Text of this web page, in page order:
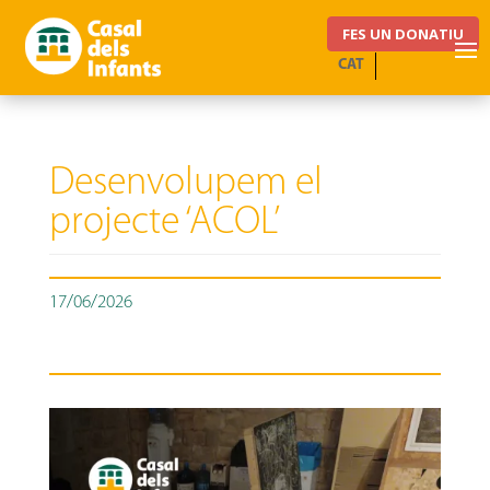
FES UN DONATIU
CAT
Desenvolupem el
projecte ‘ACOL’
17/06/2026